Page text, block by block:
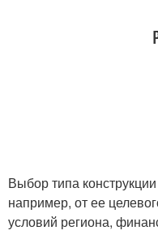
Выбор типа
например, от ее
условий региона,